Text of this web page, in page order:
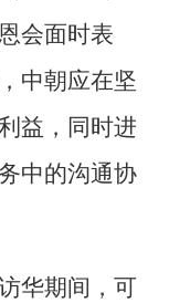
会面时表
中朝应在坚
益，同时进
中的沟通协
华期间，可